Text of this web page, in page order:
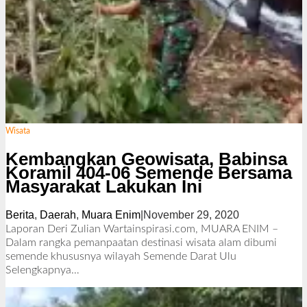
Wisata
Kembangkan Geowisata, Babinsa
Koramil 404-06 Semende Bersama
Masyarakat Lakukan Ini
Berita, Daerah, Muara Enim| November 29, 2020o
l
e
d
Laporan Deri Zulian Wartainspirasi.com, MUARA ENIM –
Dalam rangka pemanpaatan destinasi wisata alam dibumi
semende khususnya wilayah Semende Darat Ulu
Selengkapnya…